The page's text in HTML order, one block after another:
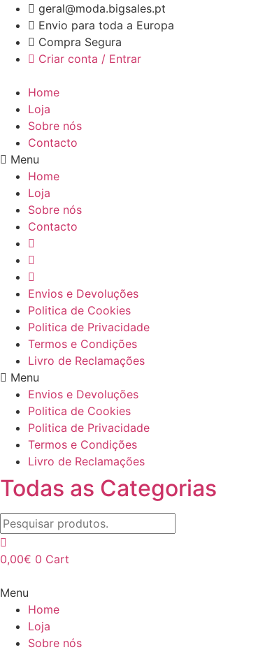
Pular
para
conteúdo
geral@moda.bigsales.pt
Envio para toda a Europa
Compra Segura
Criar conta / Entrar
Home
Loja
Sobre nós
Contacto
Menu
Home
Loja
Sobre nós
Contacto
Envios e Devoluções
Politica de Cookies
Politica de Privacidade
Termos e Condições
Livro de Reclamações
Menu
Envios e Devoluções
Politica de Cookies
Politica de Privacidade
Termos e Condições
Livro de Reclamações
Todas as Categorias
0,00€ 0 Cart
Menu
Home
Loja
Sobre nós